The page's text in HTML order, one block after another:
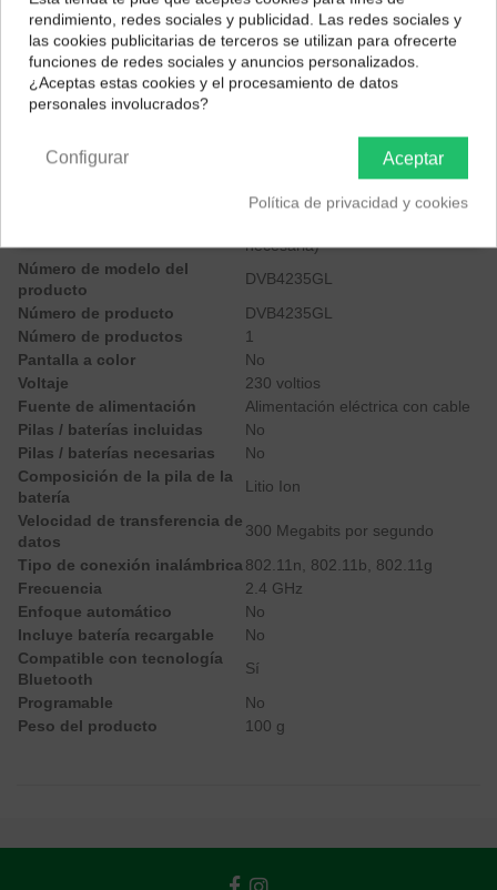
Descripción
Fabricante
7 x 8 x 5.4 cm; 100 gramos
necesaria)
Número de modelo del
producto
DVB4235GL
Número de producto
DVB4235GL
Número de productos
1
Pantalla a color
No
Voltaje
230 voltios
Fuente de alimentación
Alimentación eléctrica con cable
Pilas / baterías incluidas
No
Pilas / baterías necesarias
No
Composición de la pila de la
batería
Litio Ion
Velocidad de transferencia de
datos
300 Megabits por segundo
Tipo de conexión inalámbrica802.11n, 802.11b, 802.11g
Frecuencia
2.4 GHz
Enfoque automático
No
Incluye batería recargable
No
Compatible con tecnología
Bluetooth
Sí
Programable
No
Peso del producto
100 g
¿Dónde deseas recibir tu pedido?
Selecciona tu ubicación para mostrarte los precios e
impuestos correctos para tu región.
rendimiento, redes sociales y publicidad. Las redes sociales y
las cookies publicitarias de terceros se utilizan para ofrecerte
funciones de redes sociales y anuncios personalizados.
¿Aceptas estas cookies y el procesamiento de datos
personales involucrados?
Aceptar
Configurar
Política de privacidad y cookies